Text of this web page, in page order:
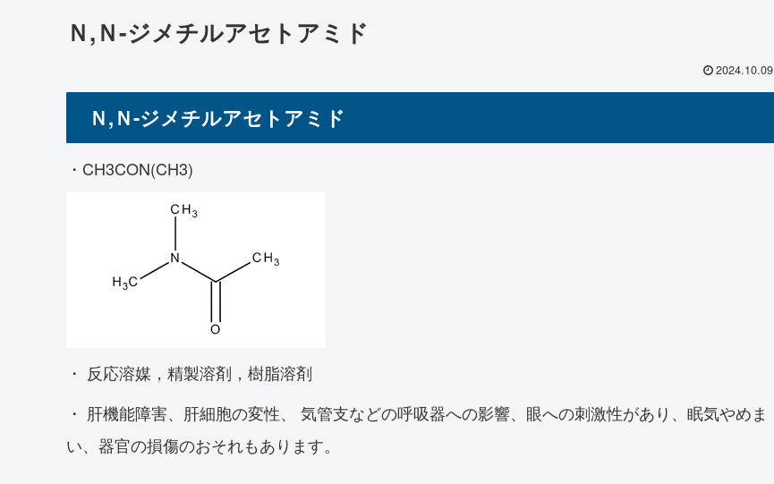
Ｎ,Ｎ-ジメチルアセトアミド
2024.10.09
Ｎ,Ｎ-ジメチルアセトアミド
・CH3CON(CH3)
・ 反応溶媒，精製溶剤，樹脂溶剤
・ 肝機能障害、肝細胞の変性、 気管支などの呼吸器への影響、眼への刺激性があり、眠気やめま
い、器官の損傷のおそれもあります。